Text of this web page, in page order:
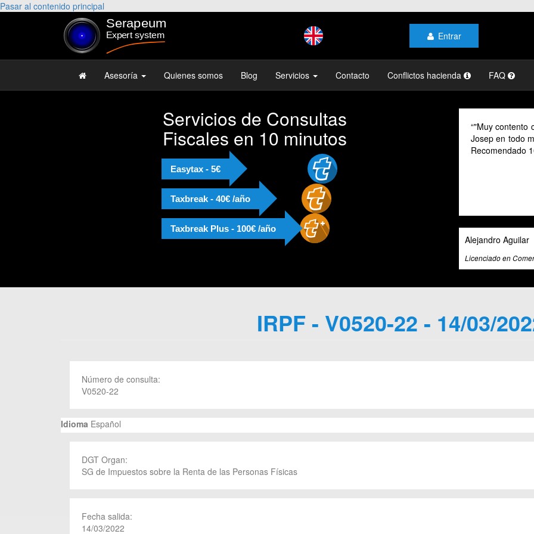
Pasar al contenido principal
Entrar
Asesoría Quienes somos Blog Servicios Contacto Conflictos hacienda FAQ
Servicios de Consultas
Fiscales en 10 minutos
Easytax - 5€
Taxbreak - 40€ /año
Taxbreak Plus - 100€ /año
"Muy contento
Josep en todo
Recomendado
Alejandro Aguilar
Licenciado en
IRPF - V0520-22 - 14/03/
Número de consulta:
V0520-22
Idioma Español
DGT Organ:
SG de Impuestos sobre la Renta de las Personas Físicas
Fecha salida:
14/03/2022